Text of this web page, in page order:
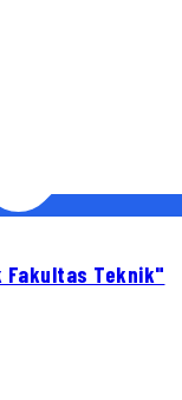
Fakultas Teknik"